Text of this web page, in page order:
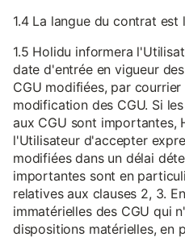
1.4 La langue du contrat est
1.5 Holidu informera
date d'entrée en vigueur
CGU modifiées, par
modification des CGU. Si
aux CGU sont importantes,
l'Utilisateur d'accepter
modifiées dans un délai
importantes sont en
relatives aux clauses 2, 3.
immatérielles des CGU qui
dispositions matérielles, en